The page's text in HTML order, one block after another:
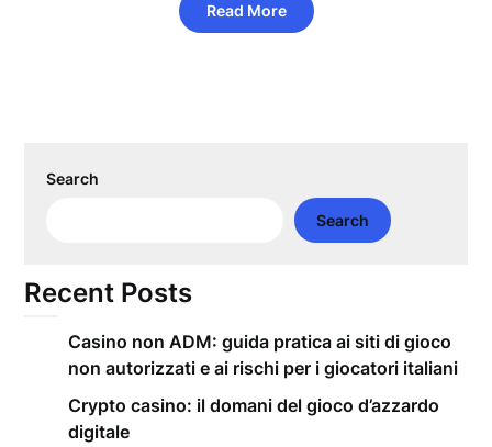
Read More
Search
Search
Recent Posts
Casino non ADM: guida pratica ai siti di gioco
non autorizzati e ai rischi per i giocatori italiani
Crypto casino: il domani del gioco d’azzardo
digitale